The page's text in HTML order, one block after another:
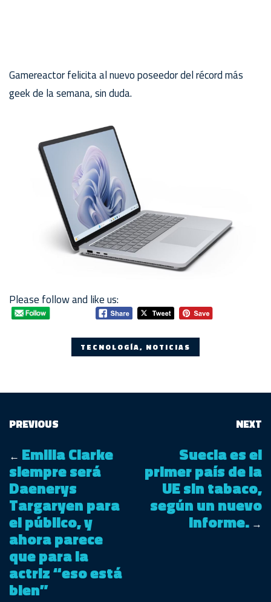
Gamereactor felicita al nuevo poseedor del récord más
geek de la semana, sin duda.
Please follow and like us:
TECNOLOGÍA, NOTICIAS
PREVIOUS
← Emilia Clarke
siempre será
Daenerys
Targaryen para
el público, y
ahora parece
que para la
actriz “eso está
bien”
NEXT
Suecia es el
primer país de la
UE sin tabaco,
según un nuevo
informe. →